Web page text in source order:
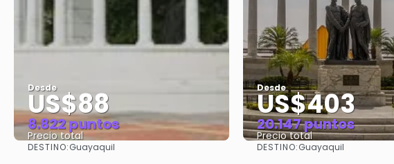
Desde
US$88
8.822 puntos
Precio total
Ver
DESTINO:Guayaquil
Desde
US$403
20.147 puntos
Precio total
Ver
DESTINO:Guayaquil